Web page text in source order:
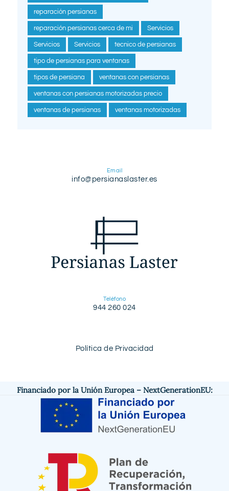
reparación persianas
reparación persianas cerca de mi Servicios
Servicios Servicios tecnico de persianas
tipo de persianas para ventanas
tipos de persiana ventanas con persianas
ventanas con persianas motorizadas precio
ventanas de persianas ventanas motorizadas
Email
info@persianaslaster.es
Teléfono
944 260 024
Política de Privacidad
Financiado por la Unión Europea – NextGenerationEU: